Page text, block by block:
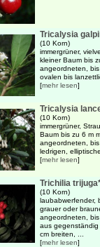
Tricalysia
(10 Korn)
immergrüner,
kleiner Baum bis
angeordneten,
ovalen bis
[mehr lesen]
Tricalysia
(10 Korn)
immergrüner,
Baum bis zu 6 m
angeordneten,
ledrigen,
[mehr lesen]
Trichilia
(10 Korn)
laubabwerfender,
grauer oder
angeordneten,
aus
cm breiten, ...
[mehr lesen]